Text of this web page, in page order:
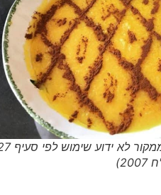
זרדה או שולזרד (צילום ממקור לא ידוע שימוש לפי סעיף 27א'